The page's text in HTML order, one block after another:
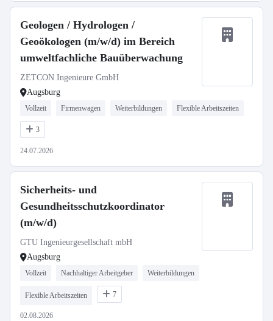
Geologen / Hydrologen /
Geoökologen (m/w/d) im Bereich
umweltfachliche Bauüberwachung
ZETCON Ingenieure GmbH
Augsburg
Vollzeit Firmenwagen Weiterbildungen Flexible Arbeitszeiten
3
24.07.2026
Sicherheits- und
Gesundheitsschutzkoordinator
(m/w/d)
GTU Ingenieurgesellschaft mbH
Augsburg
Vollzeit Nachhaltiger Arbeitgeber Weiterbildungen
Flexible Arbeitszeiten 7
02.08.2026